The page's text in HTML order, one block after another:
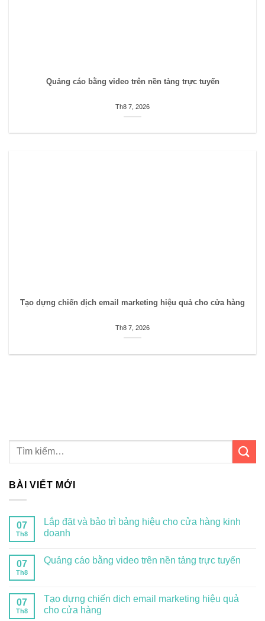
Quảng cáo bằng video trên nền tảng trực tuyến
Th8 7, 2026
Tạo dựng chiến dịch email marketing hiệu quả cho cửa hàng
Th8 7, 2026
BÀI VIẾT MỚI
07
Th8
Lắp đặt và bảo trì bảng hiệu cho cửa hàng kinh
doanh
07
Th8
Quảng cáo bằng video trên nền tảng trực tuyến
07
Th8
Tạo dựng chiến dịch email marketing hiệu quả
cho cửa hàng